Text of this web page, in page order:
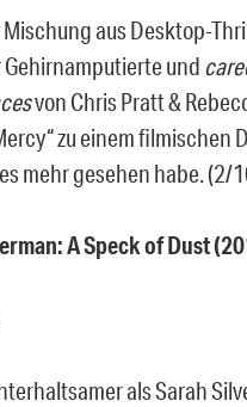
aus Desktop-
Gehirnamputierte und
von Chris Pratt &
zu einem filmischen
mehr gesehen habe. (2/
A Speck of Dust
als Sarah